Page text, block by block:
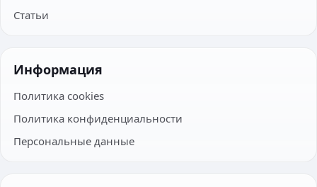
Статьи
Информация
Политика cookies
Политика конфиденциальности
Персональные данные